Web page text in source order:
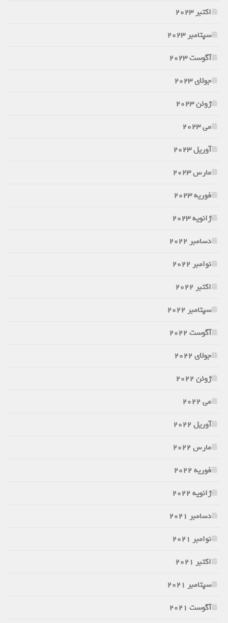
اکتبر 2023
سپتامبر 2023
آگوست 2023
جولای 2023
ژوئن 2023
می 2023
آوریل 2023
مارس 2023
فوریه 2023
ژانویه 2023
دسامبر 2022
نوامبر 2022
اکتبر 2022
سپتامبر 2022
آگوست 2022
جولای 2022
ژوئن 2022
می 2022
آوریل 2022
مارس 2022
فوریه 2022
ژانویه 2022
دسامبر 2021
نوامبر 2021
اکتبر 2021
سپتامبر 2021
آگوست 2021